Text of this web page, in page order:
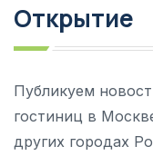
Открытие
Публикуем
гостиниц в
других городах